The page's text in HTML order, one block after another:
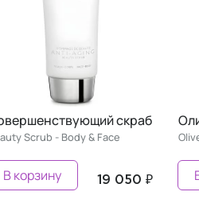
Совершенствующий скраб
Beauty Scrub - Body & Face
19 050 ₽
В корзину